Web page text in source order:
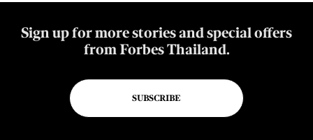
Sign up for more stories and special offers
from Forbes Thailand.
SUBSCRIBE